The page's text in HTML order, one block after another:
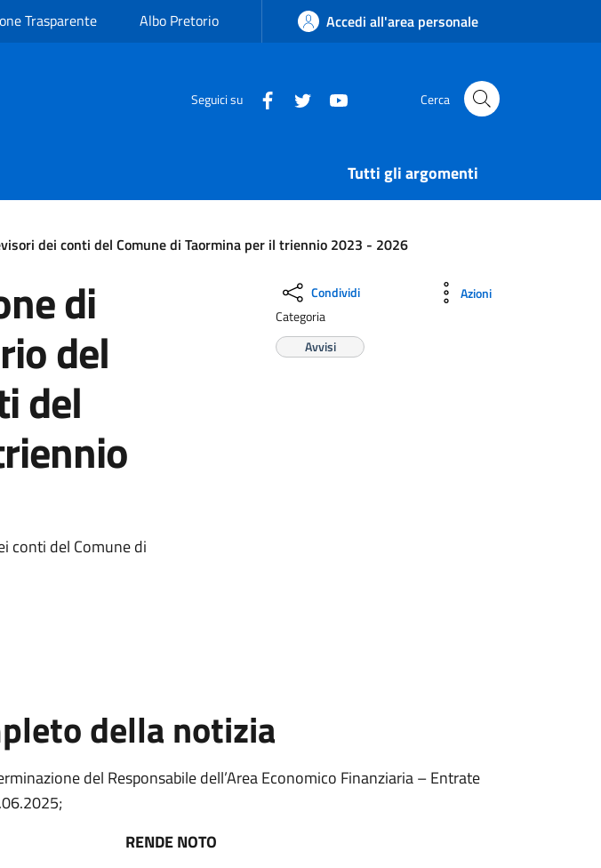
Trasparente Albo Pretorio Accedi all'area personale
Seguici su Cerca
Tutti gli argomenti
dei conti del Comune di Taormina per il triennio 2023 - 2026
di
del
del
conti del Comune di
Categoria
Avvisi
Condividi Azioni
della notizia
del Responsabile dell’Area Economico Finanziaria – Entrate
RENDE NOTO